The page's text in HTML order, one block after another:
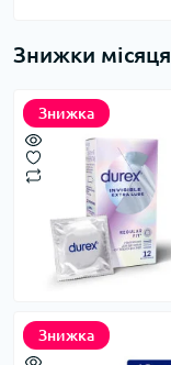
Знижки місяця
Знижка
Знижка